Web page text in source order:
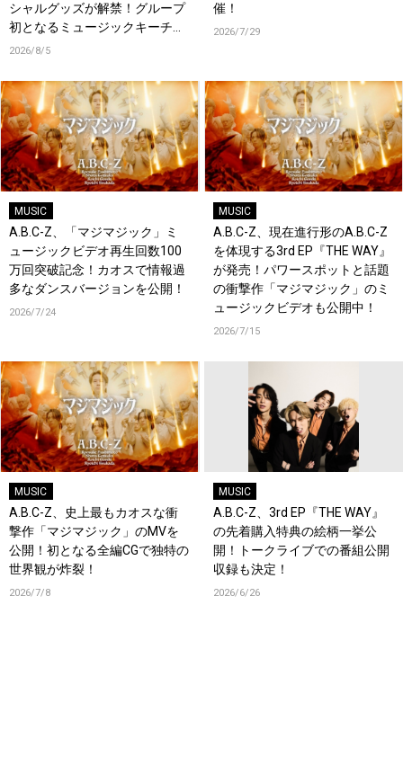
シャルグッズが解禁！グループ
初となるミュージックキーチェ
ーンが登場！
2026/8/5
催！
2026/7/29
MUSIC
A.B.C-Z、「マジマジック」ミ
ュージックビデオ再生回数100
万回突破記念！カオスで情報過
多なダンスバージョンを公開！
2026/7/24
MUSIC
A.B.C-Z、現在進行形のA.B.C-Z
を体現する3rd EP『THE WAY』
が発売！パワースポットと話題
の衝撃作「マジマジック」のミ
ュージックビデオも公開中！
2026/7/15
MUSIC
A.B.C-Z、史上最もカオスな衝
撃作「マジマジック」のMVを
公開！初となる全編CGで独特の
世界観が炸裂！
2026/7/8
MUSIC
A.B.C-Z、3rd EP『THE WAY』
の先着購入特典の絵柄一挙公
開！トークライブでの番組公開
収録も決定！
2026/6/26